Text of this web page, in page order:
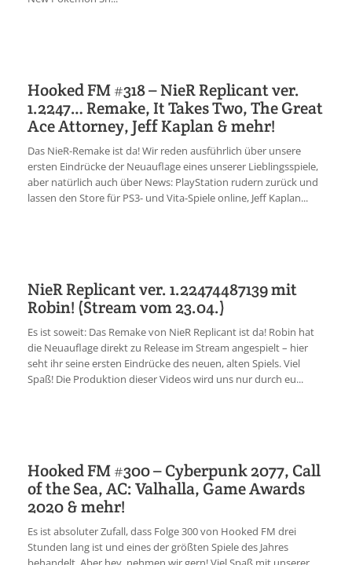
Hooked FM #318 – NieR Replicant ver.
1.2247… Remake, It Takes Two, The Great
Ace Attorney, Jeff Kaplan & mehr!
Das NieR-Remake ist da! Wir reden ausführlich über unsere
ersten Eindrücke der Neuauflage eines unserer Lieblingsspiele,
aber natürlich auch über News: PlayStation rudern zurück und
lassen den Store für PS3- und Vita-Spiele online, Jeff Kaplan...
NieR Replicant ver. 1.22474487139 mit
Robin! (Stream vom 23.04.)
Es ist soweit: Das Remake von NieR Replicant ist da! Robin hat
die Neuauflage direkt zu Release im Stream angespielt – hier
seht ihr seine ersten Eindrücke des neuen, alten Spiels. Viel
Spaß! Die Produktion dieser Videos wird uns nur durch eu...
Hooked FM #300 – Cyberpunk 2077, Call
of the Sea, AC: Valhalla, Game Awards
2020 & mehr!
Es ist absoluter Zufall, dass Folge 300 von Hooked FM drei
Stunden lang ist und eines der größten Spiele des Jahres